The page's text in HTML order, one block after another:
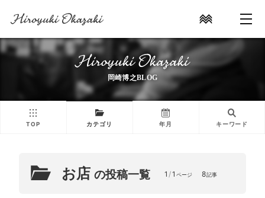
岡崎博之BLOG
TOP カテゴリ 年月 キーワード
お店 の投稿一覧 1 /1 ページ 8記事